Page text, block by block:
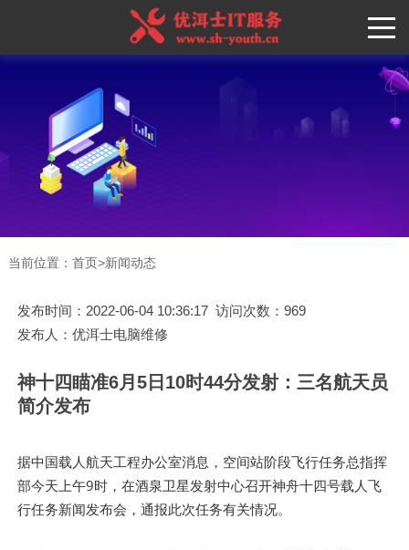
当前位置： 首页>新闻动态
发布时间：2022-06-04 10:36:17 访问次数：969
发布人：优洱士电脑维修
神十四瞄准6月5日10时44分发射：三名航天员
简介发布
据中国载人航天工程办公室消息，空间站阶段飞行任务总指挥
部今天上午9时，在酒泉卫星发射中心召开神舟十四号载人飞
行任务新闻发布会，通报此次任务有关情况。